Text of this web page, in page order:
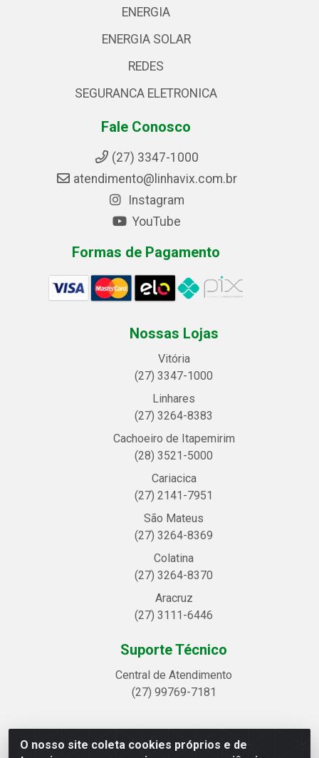
O nosso site coleta cookies próprios e de
ENERGIA
ENERGIA SOLAR
REDES
SEGURANCA ELETRONICA
Fale Conosco
(27) 3347-1000
atendimento@linhavix.com.br
Instagram
YouTube
Formas de Pagamento
Nossas Lojas
Vitória
(27) 3347-1000
Linhares
(27) 3264-8383
Cachoeiro de Itapemirim
(28) 3521-5000
Cariacica
(27) 2141-7951
São Mateus
(27) 3264-8369
Colatina
(27) 3264-8370
Aracruz
(27) 3111-6446
Suporte Técnico
Central de Atendimento
(27) 99769-7181
Linhavix Distribuidora LTDA - Avenida Alegre, 2521 -